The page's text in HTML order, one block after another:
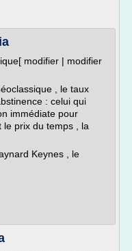
modifier | modifier
, le taux
: celui qui
immédiate pour
prix du temps , la
Keynes , le